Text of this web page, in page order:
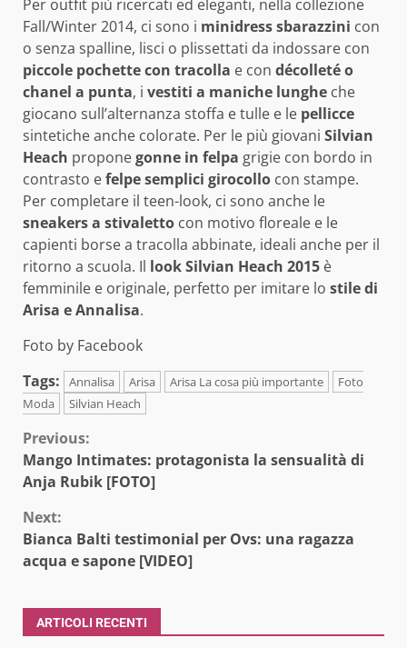
Per outfit più ricercati ed eleganti, nella collezione
Fall/Winter 2014, ci sono i minidress sbarazzini con
o senza spalline, lisci o plissettati da indossare con
piccole pochette con tracolla e con décolleté o
chanel a punta, i vestiti a maniche lunghe che
giocano sull’alternanza stoffa e tulle e le pellicce
sintetiche anche colorate. Per le più giovani Silvian
Heach proponegonne in felpa grigie con bordo in
contrasto efelpe semplici girocollo con stampe.
Per completare il teen-look, ci sono anche le
sneakers a stivaletto con motivo floreale e le
capienti borse a tracolla abbinate, ideali anche per il
ritorno a scuola. Il look Silvian Heach 2015 è
femminile e originale, perfetto per imitare lo stile di
Arisa e Annalisa.
Foto by Facebook
Tags:
Annalisa Arisa Arisa La cosa più importante
Foto
Moda
Silvian Heach
Continue
Reading
Previous:
Mango Intimates: protagonista la sensualità di
Anja Rubik [FOTO]
Next:
Bianca Balti testimonial per Ovs: una ragazza
acqua e sapone [VIDEO]
ARTICOLI RECENTI